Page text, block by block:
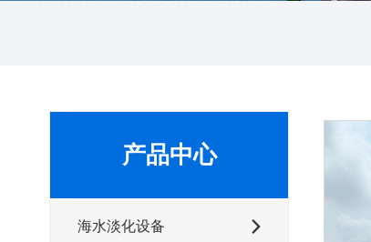
产品中心
海水淡化设备 